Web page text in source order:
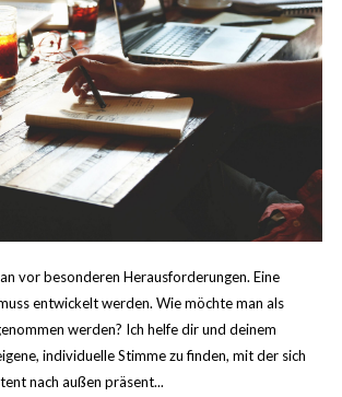
vor besonderen Herausforderungen. Eine
entwickelt werden. Wie möchte man als
werden? Ich helfe dir und deinem
individuelle Stimme zu finden, mit der sich
nach außen präsent...